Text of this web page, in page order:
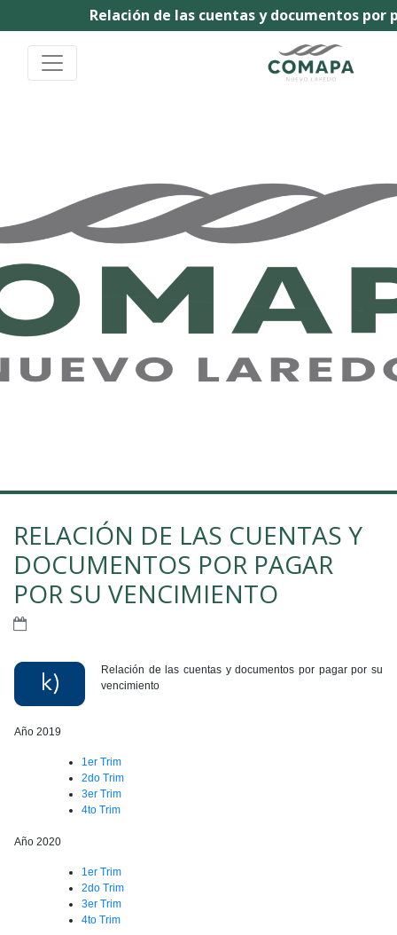
Relación de las cuentas y documentos por
RELACIÓN DE LAS CUENTAS Y
DOCUMENTOS POR PAGAR
POR SU VENCIMIENTO
Relación de las cuentas y documentos por pagar por su
vencimiento
Año 2019
1er Trim
2do Trim
3er Trim
4to Trim
Año 2020
1er Trim
2do Trim
3er Trim
4to Trim